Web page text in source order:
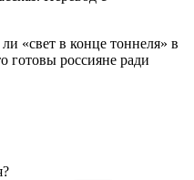
«свет в конце тоннеля» в
готовы россияне ради